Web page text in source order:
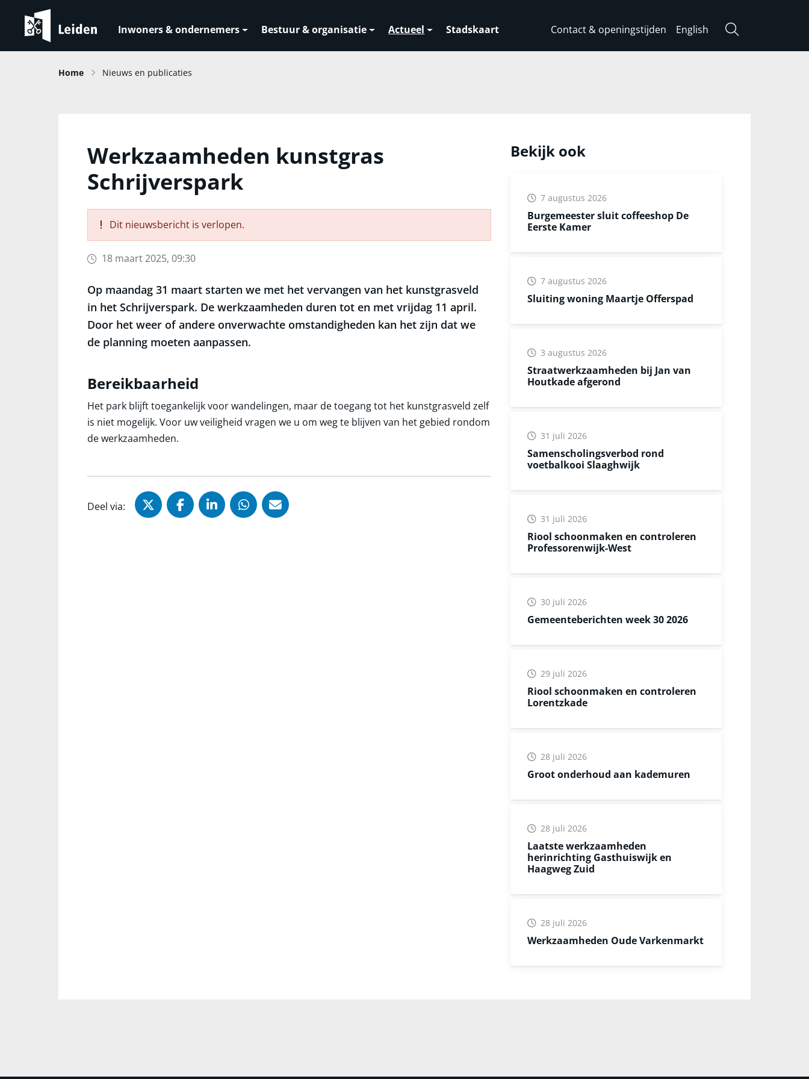
Inwoners & ondernemers Bestuur & organisatie Actueel Stadskaart Contact & openingstijden English Zoeken
Home Nieuws en publicaties
Werkzaamheden kunstgras
Schrijverspark
Dit nieuwsbericht is verlopen.
18 maart 2025, 09:30
Op maandag 31 maart starten we met het vervangen van het kunstgrasveld
in het Schrijverspark. De werkzaamheden duren tot en met vrijdag 11 april.
Door het weer of andere onverwachte omstandigheden kan het zijn dat we
de planning moeten aanpassen.
Bereikbaarheid
Het park blijft toegankelijk voor wandelingen, maar de toegang tot het kunstgrasveld zelf
is niet mogelijk. Voor uw veiligheid vragen we u om weg te blijven van het gebied rondom
de werkzaamheden.
Deel via: Deel via X (Twitter), opent in nieuw tabblad
Deel via Facebook, opent in nieuw tabblad
Deel via LinkedIn, opent in nieuw tabblad
Deel via WhatsApp, opent in nieuw tabblad
Deel via Mail, opent in nieuw tabblad
Bekijk ook
Burgemeester sluit coffeeshop De
Eerste Kamer
7 augustus 2026
Sluiting woning Maartje Offerspad
7 augustus 2026
Straatwerkzaamheden bij Jan van
Houtkade afgerond
3 augustus 2026
Samenscholingsverbod rond
voetbalkooi Slaaghwijk
31 juli 2026
Riool schoonmaken en controleren
Professorenwijk-West
31 juli 2026
Gemeenteberichten week 30 2026
30 juli 2026
Riool schoonmaken en controleren
Lorentzkade
29 juli 2026
Groot onderhoud aan kademuren
28 juli 2026
Laatste werkzaamheden
herinrichting Gasthuiswijk en
Haagweg Zuid
28 juli 2026
Werkzaamheden Oude Varkenmarkt
28 juli 2026